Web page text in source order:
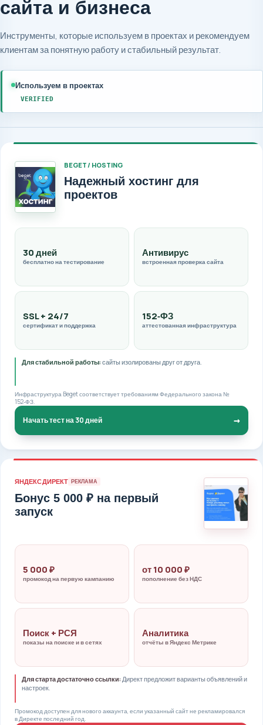
сайта и бизнеса
Инструменты, которые используем в проектах и рекомендуем
клиентам за понятную работу и стабильный результат.
Используем в проектах
VERIFIED
BEGET / HOSTING
Надежный хостинг для
проектов
30 дней
бесплатно на тестирование
Антивирус
встроенная проверка сайта
SSL + 24/7
сертификат и поддержка
152‑ФЗ
аттестованная инфраструктура
Для стабильной работы:сайты изолированы друг от друга.
Инфраструктура Beget соответствует требованиям Федерального закона №
152‑ФЗ.
Начать тест на 30 дней →
ЯНДЕКС ДИРЕКТ РЕКЛАМА
Бонус 5 000 ₽ на первый
запуск
5 000 ₽
промокод на первую кампанию
от 10 000 ₽
пополнение без НДС
Поиск + РСЯ
показы на поиске и в сетях
Аналитика
отчёты в Яндекс Метрике
Для старта достаточно ссылки: Директ предложит варианты объявлений и
настроек.
Промокод доступен для нового аккаунта, если указанный сайт не рекламировался
в Директе последний год.